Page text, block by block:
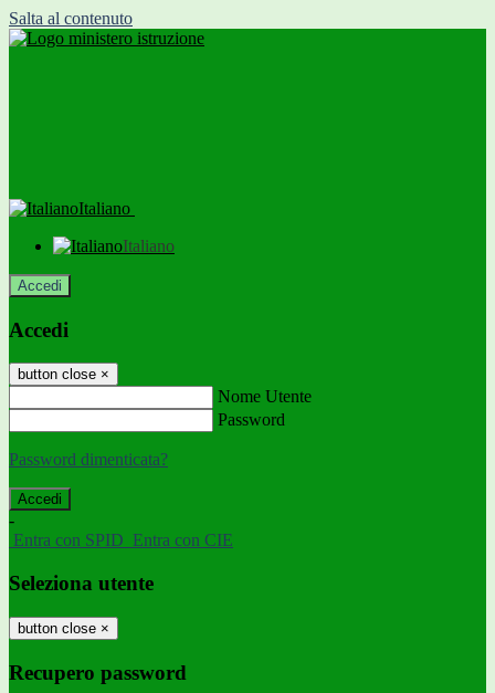
Salta al contenuto
Italiano
Italiano
Accedi
Accedi
button close ×
Nome Utente
Password
Password dimenticata?
-
Entra con SPID Entra con CIE
Seleziona utente
button close ×
Recupero password